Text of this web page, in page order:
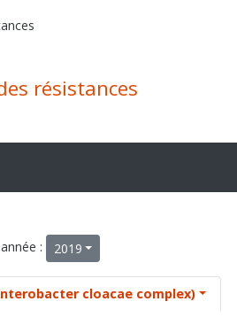
résistances
: 2019
cloacae complex)